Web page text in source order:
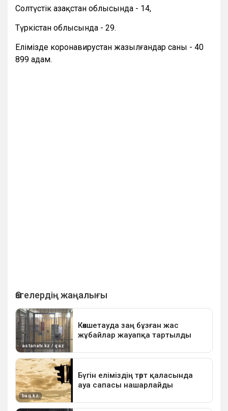
Солтүстік Қазақстан облысында - 14,
Түркістан облысында - 29.
Елімізде коронавирустан жазылғандар саны - 40
899 адам.